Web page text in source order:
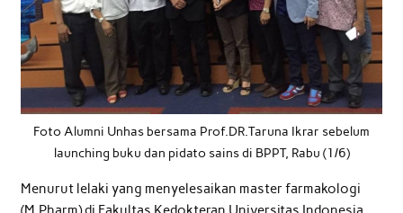
Foto Alumni Unhas bersama Prof.DR.Taruna Ikrar sebelum
launching buku dan pidato sains di BPPT, Rabu (1/6)
Menurut lelaki yang menyelesaikan master farmakologi